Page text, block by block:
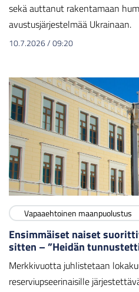
sekä auttanut rakentamaan
avustusjärjestelmää Ukrainaan.
10.7.2026/09:20
Vapaaehtoinen maanpuolustus
Ensimmäiset naiset
sitten – ”Heidän
Merkkivuotta juhlistetaan
reserviupseerinaisille